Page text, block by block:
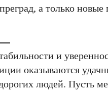
а только новые
и
оказываются
людей. Пусть